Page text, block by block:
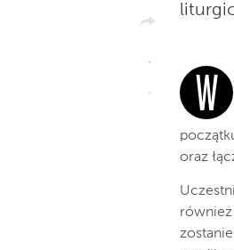
W
oraz
również